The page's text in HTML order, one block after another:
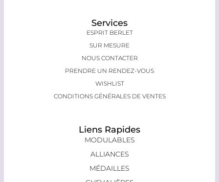
Services
ESPRIT BERLET
SUR MESURE
NOUS CONTACTER
PRENDRE UN RENDEZ-VOUS
WISHLIST
CONDITIONS GÉNÉRALES DE VENTES
Liens Rapides
MODULABLES
ALLIANCES
MÉDAILLES